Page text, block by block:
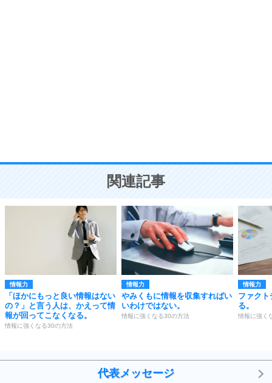
ことが大切。
関連記事
情報力
「ほかにもっと良い情報はない
の？」と言う人は、かえって情
報が回ってこなくなる。
情報に強くなる30の方法
情報力
やみくもに情報を収集すればい
いわけではない。
情報に強くなる30の方法
情報力
ファクト
る。
情報に強く
代表メッセージ